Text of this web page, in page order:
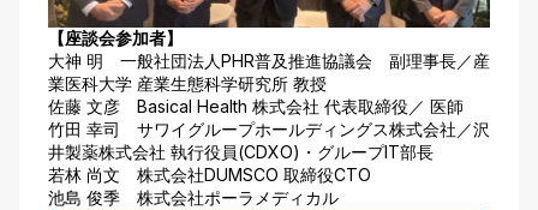
【座談会参加者】
大神 明 一般社団法人PHR普及推進協議会 副理事長／​​​産
業医科大学 産業生態科学研究所 教授
佐藤 文彦 Basical Health 株式会社 代表取締役​​／​​ ​​医師
竹田 幸司 サワイグループホールディングス株式会社​​​／​​​沢
井製薬株式会社 執行役員(CDXO)・グループIT部長 ​​
若林 尚文 株式会社DUMSCO 取締役CTO
池島 俊季 株式会社ポーラメディカル